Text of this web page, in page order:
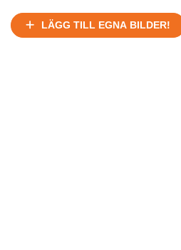
LÄGG TILL EGNA BILDER!